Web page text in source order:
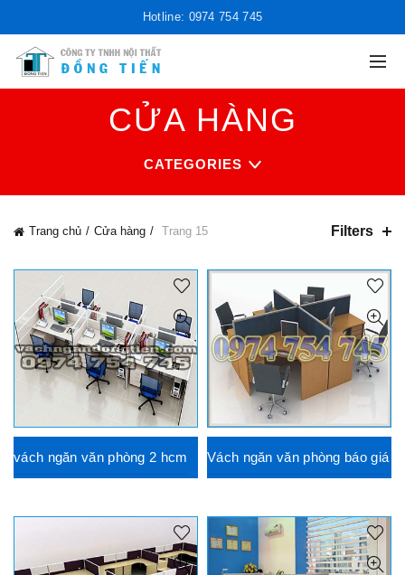
Hotline: 0974 754 745
CỬA HÀNG
CATEGORIES
Trang chủ Cửa hàng Trang 15 Filters
vách ngăn văn phòng 2 hcm Vách ngăn văn phòng báo giá